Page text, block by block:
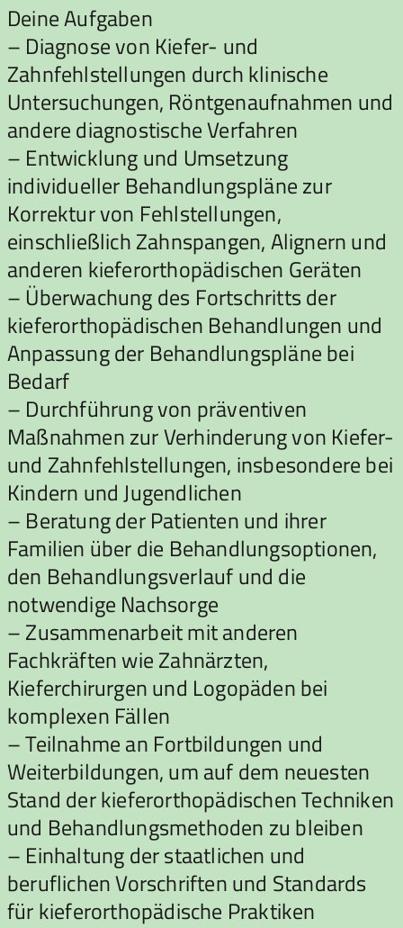
Deine Aufgaben
– Diagnose von Kiefer- und
Zahnfehlstellungen durch klinische
Untersuchungen, Röntgenaufnahmen und
andere diagnostische Verfahren
– Entwicklung und Umsetzung
individueller Behandlungspläne zur
Korrektur von Fehlstellungen,
einschließlich Zahnspangen, Alignern und
anderen kieferorthopädischen Geräten
– Überwachung des Fortschritts der
kieferorthopädischen Behandlungen und
Anpassung der Behandlungspläne bei
Bedarf
– Durchführung von präventiven
Maßnahmen zur Verhinderung von Kiefer-
und Zahnfehlstellungen, insbesondere bei
Kindern und Jugendlichen
– Beratung der Patienten und ihrer
Familien über die Behandlungsoptionen,
den Behandlungsverlauf und die
notwendige Nachsorge
– Zusammenarbeit mit anderen
Fachkräften wie Zahnärzten,
Kieferchirurgen und Logopäden bei
komplexen Fällen
– Teilnahme an Fortbildungen und
Weiterbildungen, um auf dem neuesten
Stand der kieferorthopädischen Techniken
und Behandlungsmethoden zu bleiben
– Einhaltung der staatlichen und
beruflichen Vorschriften und Standards
für kieferorthopädische Praktiken